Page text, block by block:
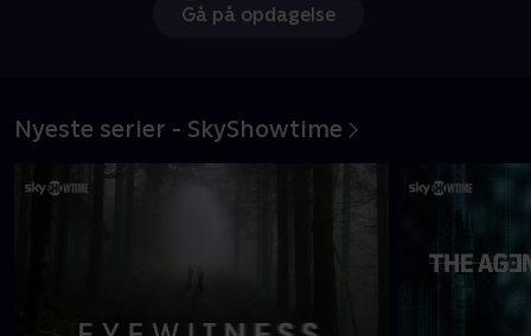
Gå på opdagelse
Nyeste serier - SkyShowtime